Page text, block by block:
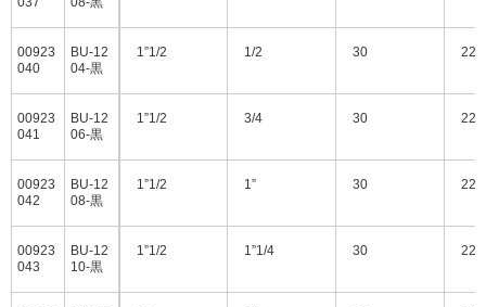
00923
040
BU-12
04-黒
00923
041
BU-12
06-黒
00923
042
BU-12
08-黒
00923
043
BU-12
10-黒
1”1/2 1/2 30 22.5
1”1/2 3/4 30 22.5
1”1/2 1” 30 22.5
1”1/2 1”1/4 30 22.5